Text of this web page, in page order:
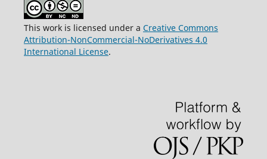
This work is licensed under a Creative Commons
Attribution-NonCommercial-NoDerivatives 4.0
International License.